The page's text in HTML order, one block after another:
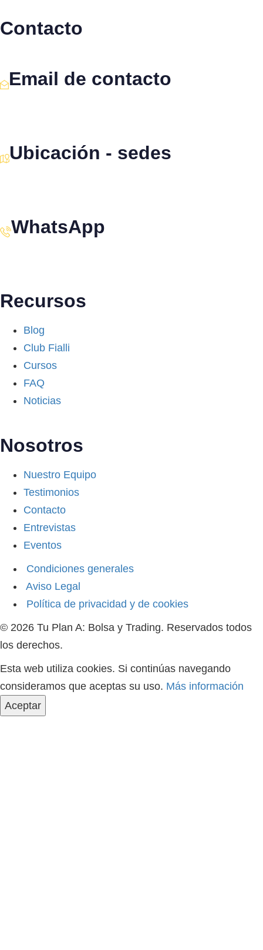
Contacto
Email de contacto
Ubicación - sedes
WhatsApp
Recursos
Blog
Club Fialli
Cursos
FAQ
Noticias
Nosotros
Nuestro Equipo
Testimonios
Contacto
Entrevistas
Eventos
Condiciones generales
Aviso Legal
Política de privacidad y de cookies
© 2026 Tu Plan A: Bolsa y Trading. Reservados todos
los derechos.
Esta web utiliza cookies. Si continúas navegando
consideramos que aceptas su uso. Más información
Aceptar